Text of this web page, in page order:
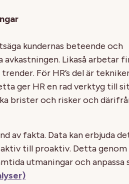
kundernas beteende och
Likaså arbetar
För HR’s del är
ger HR en rad verktyg till
brister och risker och
av fakta. Data kan erbjuda
till proaktiv. Detta
utmaningar och anpassa